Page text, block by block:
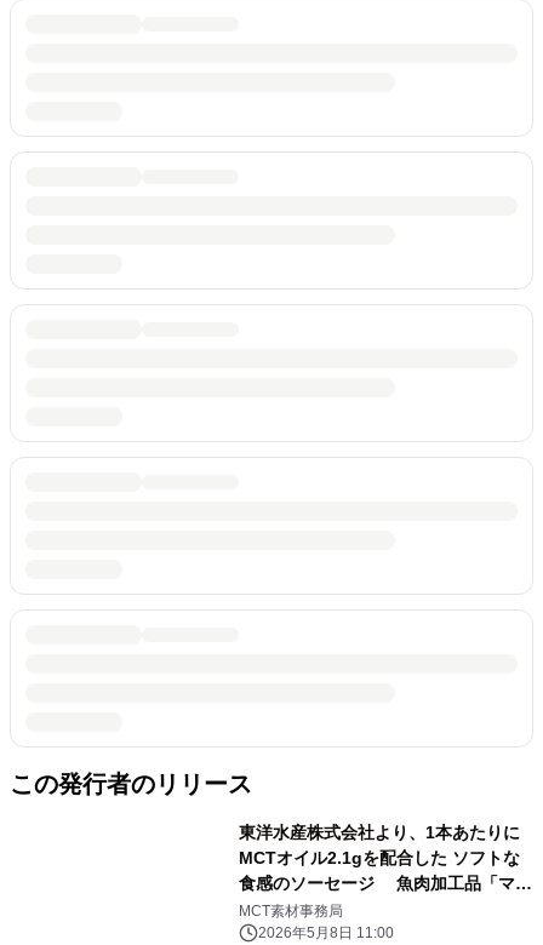
この発行者のリリース
東洋水産株式会社より、1本あたりに
MCTオイル2.1gを配合した ソフトな
食感のソーセージ 魚肉加工品「マル
ちゃん MCTおさかなソーセージ 3
本入」が 全国で発売中！
MCT素材事務局
2026年5月8日 11:00